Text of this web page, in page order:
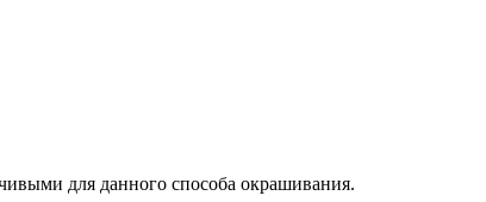
для данного способа окрашивания.